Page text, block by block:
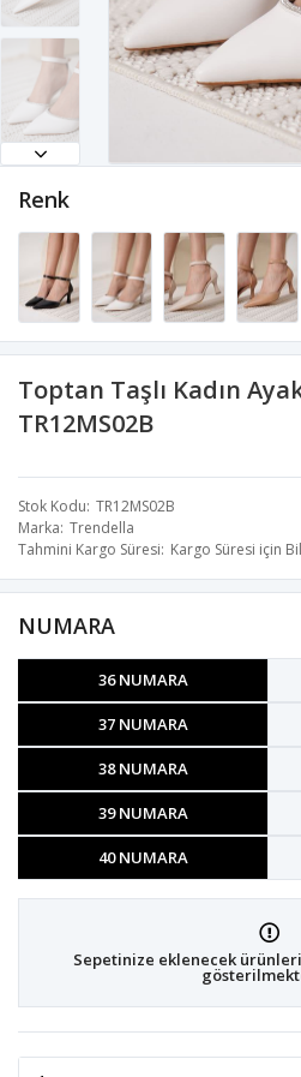
Toptan Taşlı Kadın
TR12MS02B
Stok Kodu TR12MS02B
Marka Trendella
Tahmini Kargo Süresi Kargo Süresi için
Renk
NUMARA
36 NUMARA
37 NUMARA
38 NUMARA
39 NUMARA
40 NUMARA
Sepetinize eklenecek